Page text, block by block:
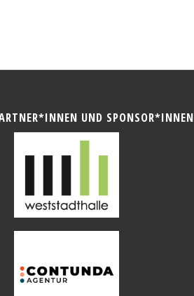
UND SPONSOR*INNEN